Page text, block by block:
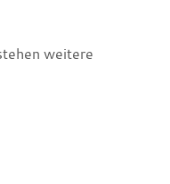
weitere